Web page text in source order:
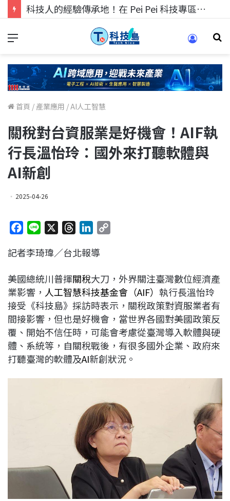
科技人找工作，就到TECH+ 科技專區!
首頁 / 產業應用 /AI人工智慧
關稅對台資服業是好機會！AIF執
行長溫怡玲：國外來打聽軟體與
AI新創
2025-04-26
c
b
o
o
k
n
r
a
d
s
n
e
d
I
n
L
i
n
k
記者李琦瑋／台北報導
美國總統川普揮關稅大刀，外界關注臺灣數位經濟產
業影響， 人工智慧科技基金會（AIF） 執行長溫怡玲
接受《科技島》採訪時表示，關稅政策對資服業者有
間接影響，但也是好機會，當世界各國對美國政策反
覆、開始不信任時，可能會考慮從臺灣導入軟體與硬
體、系統等，自關稅戰後，有很多國外企業、政府來
打聽臺灣的軟體及AI新創狀況。